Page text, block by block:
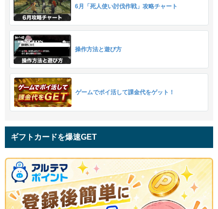
6月「死人使い討伐作戦」攻略チャート
操作方法と遊び方
ゲームでポイ活して課金代をゲット！
ギフトカードを爆速GET